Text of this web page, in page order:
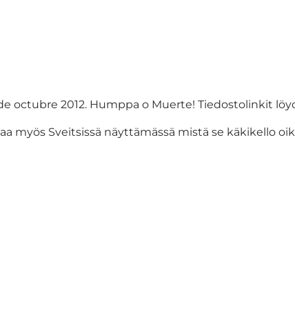
octubre 2012. Humppa o Muerte! Tiedostolinkit
myös Sveitsissä näyttämässä mistä se käkikello